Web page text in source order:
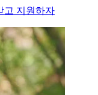
고 지원하자